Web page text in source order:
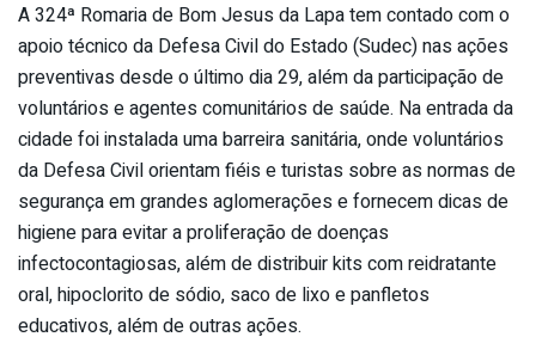
A 324ª Romaria de Bom Jesus da Lapa tem contado com o
apoio técnico da Defesa Civil do Estado (Sudec) nas ações
preventivas desde o último dia 29, além da participação de
voluntários e agentes comunitários de saúde. Na entrada da
cidade foi instalada uma barreira sanitária, onde voluntários
da Defesa Civil orientam fiéis e turistas sobre as normas de
segurança em grandes aglomerações e fornecem dicas de
higiene para evitar a proliferação de doenças
infectocontagiosas, além de distribuir kits com reidratante
oral, hipoclorito de sódio, saco de lixo e panfletos
educativos, além de outras ações.